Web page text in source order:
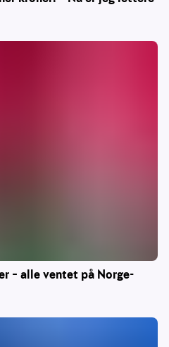
– alle ventet på Norge-